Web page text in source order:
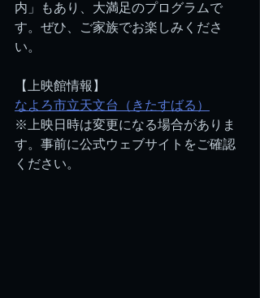
内」もあり、大満足のプログラムで
す。ぜひ、ご家族でお楽しみくださ
い。
【上映館情報】
なよろ市立天文台（きたすばる）
※上映日時は変更になる場合がありま
す。事前に公式ウェブサイトをご確認
ください。